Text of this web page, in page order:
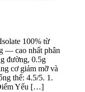
100% từ
— cao nhất phân
đường, 0.5g
cơ giảm mỡ và
thể: 4.5/5. 1.
Yếu […]